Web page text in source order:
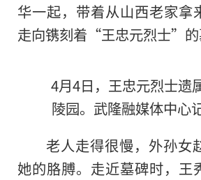
华一起，带着从山西老家拿
走向镌刻着“王忠元烈士”的
4月4日，王忠元烈士遗
陵园。武隆融媒体中心
老人走得很慢，外孙女
她的胳膊。走近墓碑时，王